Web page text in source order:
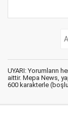
UYARI: Yorumların
aittir. Mepa News,
600 karakterle